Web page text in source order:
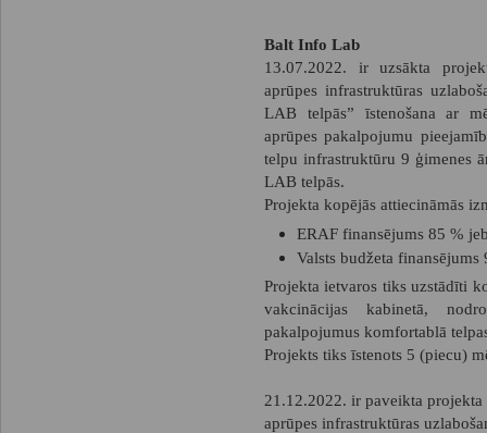
Balt Info Lab
13.07.2022. ir uzsākta
aprūpes infrastruktūras
LAB telpās” īstenošana ar
aprūpes pakalpojumu
telpu infrastruktūru 9 ģimenes
LAB telpās.
Projekta kopējās attiecināmās
ERAF finansējums 85 %
Valsts budžeta
Projekta ietvaros tiks uzstādīti
vakcinācijas kabinetā,
pakalpojumus komfortablā
Projekts tiks īstenots 5 (piecu)
21.12.2022. ir paveikta
aprūpes infrastruktūras